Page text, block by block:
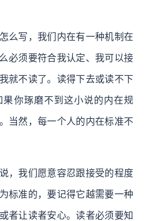
么写，我们内在有一种机制在
须要符合我认定、我可以接
就不读了。读得下去或读不下
你琢磨不到这小说的内在规
当然，每一个人的内在标准不
，我们愿意容忍跟接受的程度
标准的，要记得它越需要一种
者让读者安心。读者必须要知